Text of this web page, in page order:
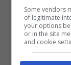
che, nelle
montagne
un portale
Some vendors
of legitimate
your options
or in the site
and cookie